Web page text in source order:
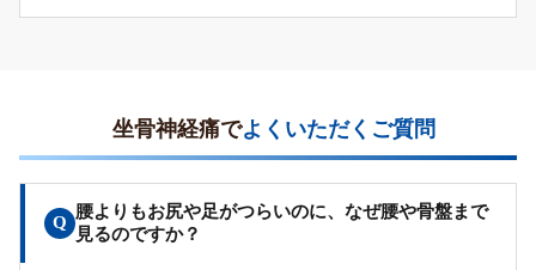
坐骨神経痛でよくいただくご質問
Q
腰よりもお尻や足がつらいのに、なぜ腰や骨盤まで
見るのですか？